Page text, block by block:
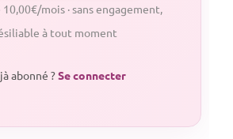
mois · sans engagement,
à tout moment
abonné ?Se connecter